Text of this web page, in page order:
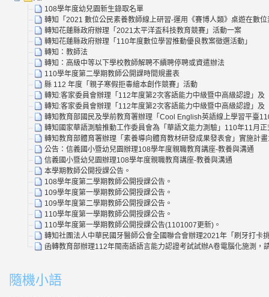
108學年度幼兒園新生錄取名單
轉知「2021 數位公民素養教師線上研習-運用《賽博人類》桌遊在數
轉知花蓮縣政府辦理「2021太平洋盃科技教育競賽」活動一案
轉知花蓮縣政府辦理「110年度數位學習推動優良教案徵選活動」
轉知：教師法
轉知：高級中等以下學校教師解聘不續聘停聘或資遣辦法
110學年度第二學期教師公開課時間規畫表
縣 112 年度「親子寒假拒毒繪本創作競賽」活動
轉知:客家委員會辦理「112年度第2次客語能力中級暨中高級認證」
轉知:客家委員會辦理「112年度第2次客語能力中級暨中高級認證」
轉知教育部國民及學前教育署辦理「Cool English英語線上學習平臺
轉知國家華語測驗推動工作委員會為「華語文能力測驗」110年11月
轉知教育部體育署辦理「素養導向體育教材研發成果發表會」實施計
公告：信義國小暨幼兒園辦理108學年度親職教育講座-教養與溝通
信義國小暨幼兒園辦理108學年度親職教育講座-教養與溝通
本學期教師公開授課公告。
108學年度第二學期教師公開授課公告。
109學年度第一學期教師公開授課公告。
109學年度第二學期教師公開授課公告。
110學年度第一學期教師公開授課公告。
110學年度第一學期教師公開授課公告(1101007更新)。
轉知社團法人中華民國牙醫師公會全國聯合會辦理2021年「刷牙打卡
函轉教育部辦理112年閩南語語言能力認證考試試辦A卷電腦化施測
隨機小語